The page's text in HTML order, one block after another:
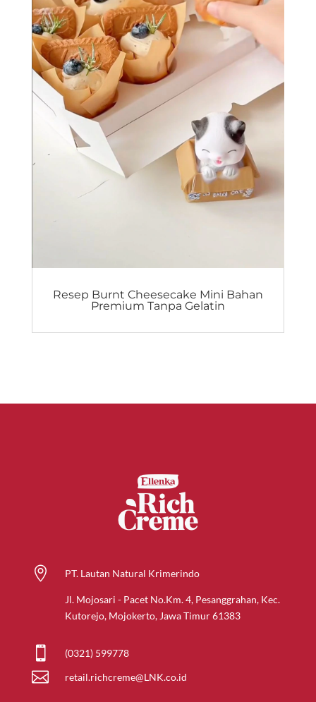
Resep Burnt Cheesecake Mini Bahan
Premium Tanpa Gelatin
 PT. Lautan Natural Krimerindo
Jl. Mojosari - Pacet No.Km. 4, Pesanggrahan, Kec.
Kutorejo, Mojokerto, Jawa Timur 61383
 (0321) 599778
 retail.richcreme@LNK.co.id